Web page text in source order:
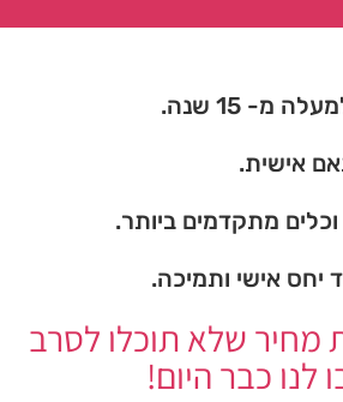
מ- 15 שנה.
אישית.
מתקדמים ביותר.
יחס אישי ותמיכה.
שלא תוכלו לסרב
לנו כבר היום!